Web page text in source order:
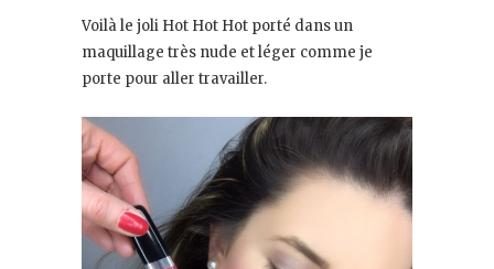
Voilà le joli Hot Hot Hot porté dans un
maquillage très nude et léger comme je
porte pour aller travailler.